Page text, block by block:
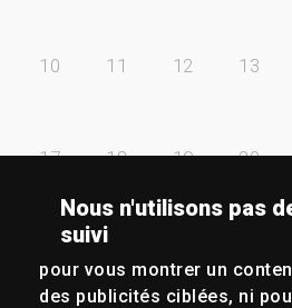
Nous n'utilisons pas
suivi
pour vous montrer un
des publicités ciblées, ni
10 11 12 13
17 18 19 20
25